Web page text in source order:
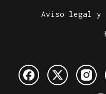
Aviso legal y